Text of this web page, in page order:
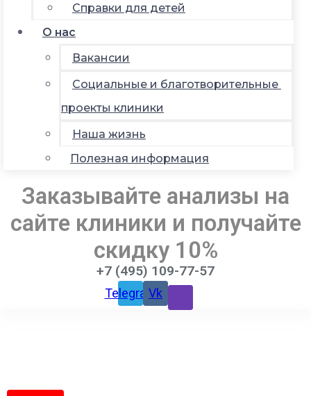
Справки для детей
О нас
Вакансии
Социальные и благотворительные
проекты клиники
Наша жизнь
Полезная информация
Заказывайте анализы на
сайте клиники и получайте
скидку 10%
+7 (495) 109-77-57
TelegramVk